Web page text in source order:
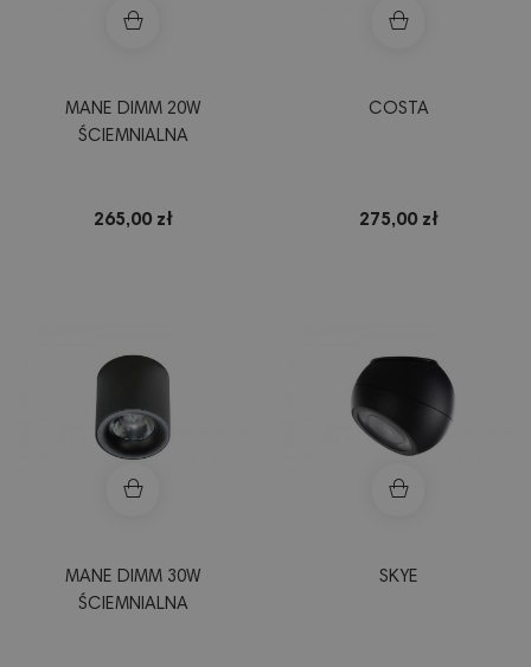
MANE DIMM 20W
ŚCIEMNIALNA
265,00 zł
COSTA
275,00 zł
MANE DIMM 30W
ŚCIEMNIALNA
SKYE